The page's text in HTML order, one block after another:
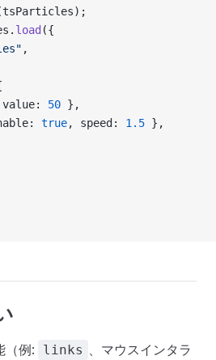
load ({
,
50 },
true, speed: 1.5 },
（例: links
、マウスインタラ